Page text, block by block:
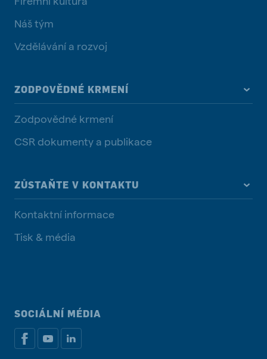
Náš tým
Vzdělávání a rozvoj
ZODPOVĚDNÉ KRMENÍ
Zodpovědné krmení
CSR dokumenty a publikace
ZŮSTAŇTE V KONTAKTU
Kontaktní informace
Tisk & média
SOCIÁLNÍ MÉDIA